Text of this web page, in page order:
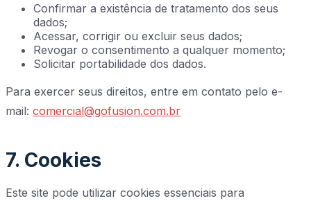
Confirmar a existência de tratamento dos seus
dados;
Acessar, corrigir ou excluir seus dados;
Revogar o consentimento a qualquer momento;
Solicitar portabilidade dos dados.
Para exercer seus direitos, entre em contato pelo e-
mail: comercial@gofusion.com.br
7. Cookies
Este site pode utilizar cookies essenciais para